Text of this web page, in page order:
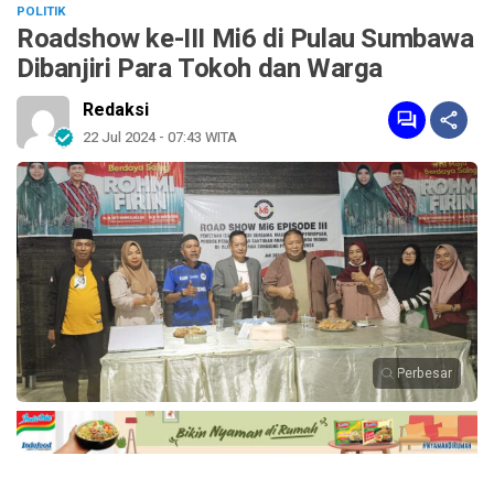
POLITIK
Roadshow ke-III Mi6 di Pulau Sumbawa
Dibanjiri Para Tokoh dan Warga
Redaksi
22 Jul 2024 - 07:43 WITA
Perbesar